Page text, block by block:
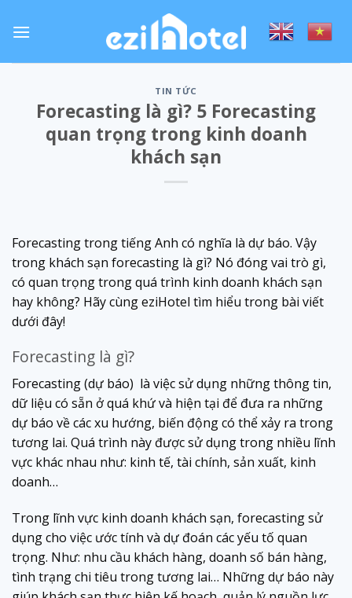
TIN TỨC
Forecasting là gì? 5 Forecasting
quan trọng trong kinh doanh
khách sạn
Forecasting trong tiếng Anh có nghĩa là dự báo. Vậy
trong khách sạn forecasting là gì? Nó đóng vai trò gì,
có quan trọng trong quá trình kinh doanh khách sạn
hay không? Hãy cùng eziHotel tìm hiểu trong bài viết
dưới đây!
Forecasting là gì?
Forecasting (dự báo) là việc sử dụng những thông tin,
dữ liệu có sẵn ở quá khứ và hiện tại để đưa ra những
dự báo về các xu hướng, biến động có thể xảy ra trong
tương lai. Quá trình này được sử dụng trong nhiều lĩnh
vực khác nhau như: kinh tế, tài chính, sản xuất, kinh
doanh…
Trong lĩnh vực kinh doanh khách sạn, forecasting sử
dụng cho việc ước tính và dự đoán các yếu tố quan
trọng. Như: nhu cầu khách hàng, doanh số bán hàng,
tình trạng chi tiêu trong tương lai… Những dự báo này